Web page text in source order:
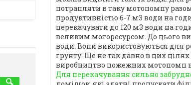
потрапляти в таку мотопомпу
продуктивністю 6-7 м3 води на
перекачувати до 120 м3 води на
великим моторесурсом. До цього
води. Вони використовуються для
грунту. Ще не так давно в цих
виробництво пожежних мотопомп
Для перекачування сильно